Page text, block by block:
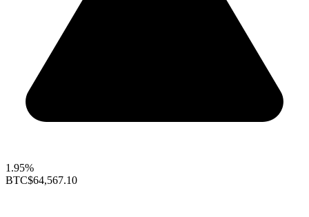
1.95%
BTC$64,567.10